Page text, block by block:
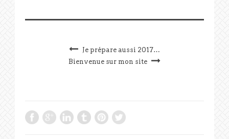
Je prépare aussi 2017…
Bienvenue sur mon site